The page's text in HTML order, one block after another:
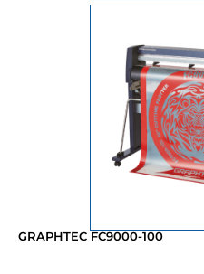
GRAPHTEC FC9000-100